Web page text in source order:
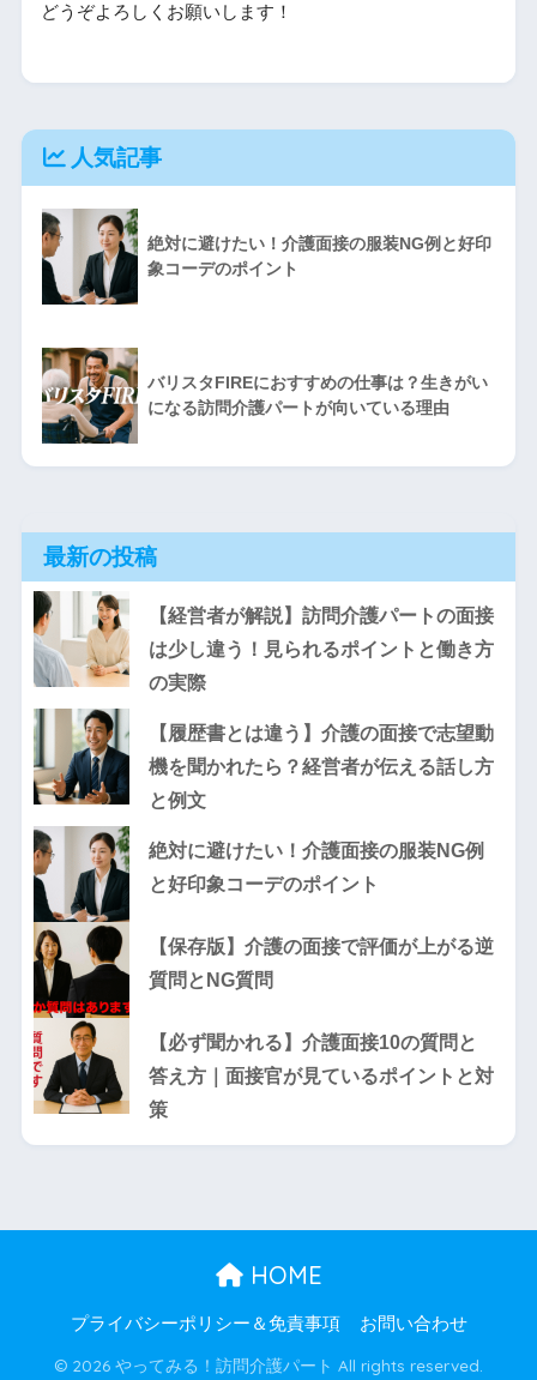
どうぞよろしくお願いします！
人気記事
絶対に避けたい！介護面接の服装NG例と好印
象コーデのポイント
バリスタFIREにおすすめの仕事は？生きがい
になる訪問介護パートが向いている理由
最新の投稿
【経営者が解説】訪問介護パートの面接
は少し違う！見られるポイントと働き方
の実際
【履歴書とは違う】介護の面接で志望動
機を聞かれたら？経営者が伝える話し方
と例文
絶対に避けたい！介護面接の服装NG例
と好印象コーデのポイント
【保存版】介護の面接で評価が上がる逆
質問とNG質問
【必ず聞かれる】介護面接10の質問と
答え方｜面接官が見ているポイントと対
策
HOME
プライバシーポリシー＆免責事項 お問い合わせ
© 2026 やってみる！訪問介護パート All rights reserved.